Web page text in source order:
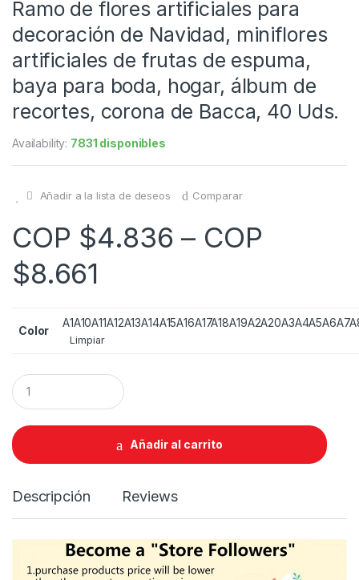
Ramo de flores artificiales para
decoración de Navidad, miniflores
artificiales de frutas de espuma,
baya para boda, hogar, álbum de
recortes, corona de Bacca, 40 Uds.
Availability: 7831 disponibles
Añadir a la lista de deseos Comparar
COP $4.836 – COP
$8.661
Color
A1A10A11A12A13A14A15A16A17A18A19A2A20A3A4A5A6A7
Limpiar
Q
u
a
t
i
Añadir al carrito
Descripción Reviews